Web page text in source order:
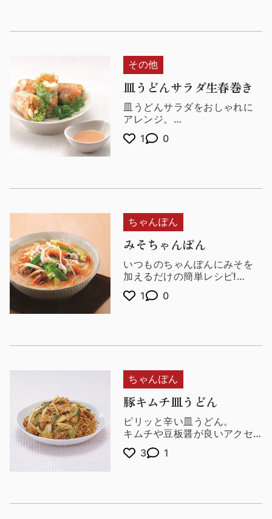
毎日の食卓に野菜とともにお
その他
皿うどんサラダ生春巻き
皿うどんサラダをおしゃれに
アレンジ。
パーティーの一品にもぴった
りなオードブルに変身しま
ます。
1 0
ちゃんぽん
みそちゃんぽん
いつものちゃんぽんにみそを
加えるだけの簡単レシピ!
みそのコクがちゃんぽんスー
プと合います。
さらに豆板醤・ラー油を加え
すすめです。
1 0
ちゃんぽん
豚キムチ皿うどん
ピリッと辛い皿うどん。
キムチや豆板醤が良いアクセ
ントになって箸が止まりませ
ん。
ださいませ。
3 1